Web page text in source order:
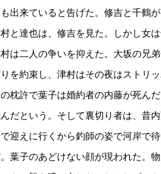
出来ていると告げた。修吉と千鶴
村と達也は、修吉を見た。しかし女
は二人の争いを抑えた。大坂の兄
を約束し、津村はその夜はストリ
枕許で葉子は婚約者の内藤が死ん
だという。そして裏切り者は、昔
迎えに行くから釣師の姿で河岸で
葉子のあどけない顔が現われた。